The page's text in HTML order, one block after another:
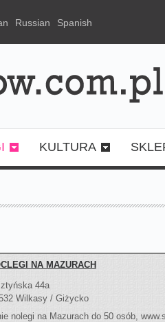
Russian Spanish
KULTURA
NA MAZURACH
44a
Wilkasy / Giżycko
nolegi na Mazurach do 50 osób,